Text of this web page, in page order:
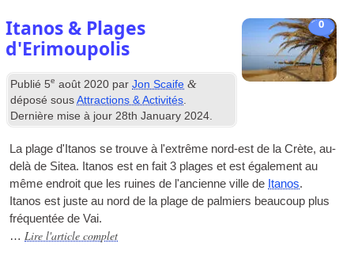
0
Itanos & Plages
d'Erimoupolis
Publié5e août 2020 parJon Scaife &
déposé sousAttractions & Activités.
Dernière mise à jour28th January 2024.
La plage d'Itanos se trouve à l'extrême nord-est de la Crète, au-
delà de Sitea. Itanos est en fait 3 plages et est également au
même endroit que les ruines de l'ancienne ville de Itanos.
Itanos est juste au nord de la plage de palmiers beaucoup plus
fréquentée de Vai.
… Lire l'article complet